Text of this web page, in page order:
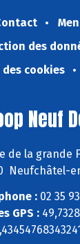
des
cookies
Neuf
de la grande
Neufchâtel-
: 02 35
GPS :